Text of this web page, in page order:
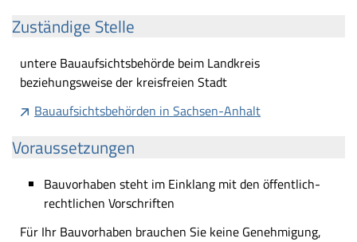
Zuständige Stelle
untere Bauaufsichtsbehörde beim Landkreis
beziehungsweise der kreisfreien Stadt
Bauaufsichtsbehörden in Sachsen-Anhalt
Voraussetzungen
Bauvorhaben steht im Einklang mit den öffentlich-
rechtlichen Vorschriften
Für Ihr Bauvorhaben brauchen Sie keine Genehmigung,